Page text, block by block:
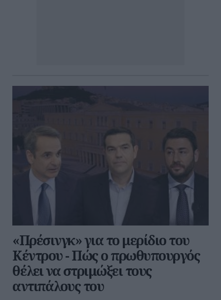
«Πρέσινγκ» για το μερίδιο του
Κέντρου - Πώς ο πρωθυπουργός
θέλει να στριμώξει τους
αντιπάλους του